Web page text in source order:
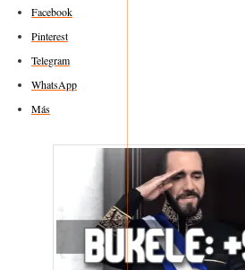
Facebook
Pinterest
Telegram
WhatsApp
Más